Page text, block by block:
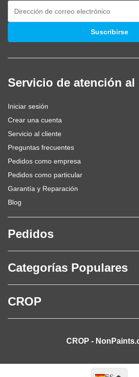
Dirección de email
Suscribirse
Servicio de atención al
Iniciar sesión
Crear una cuenta
Servicio al cliente
Preguntas frecuentes
Pedidos como empresa
Pedidos como particular
Garantía y Reparación
Blog
Pedidos
Categorías Populares
CROP
CROP -
Lenguaje